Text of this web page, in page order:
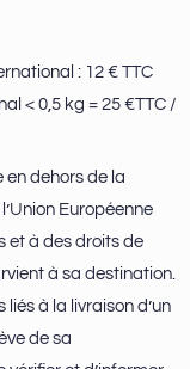
: 12 € TTC
< 0,5 kg = 25 €TTC /
en dehors de la
Européenne
et à des droits de
à sa destination.
à la livraison d’un
de sa